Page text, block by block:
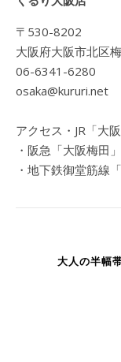
〒530-8202
大阪府大阪市北区
06-6341-6280
osaka@kururi.net
アクセス・JR「大
・阪急「大阪梅田
・地下鉄御堂筋線
大人の半幅